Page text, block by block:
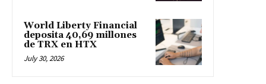
World Liberty Financial
deposita 40,69 millones
de TRX en HTX
July 30, 2026